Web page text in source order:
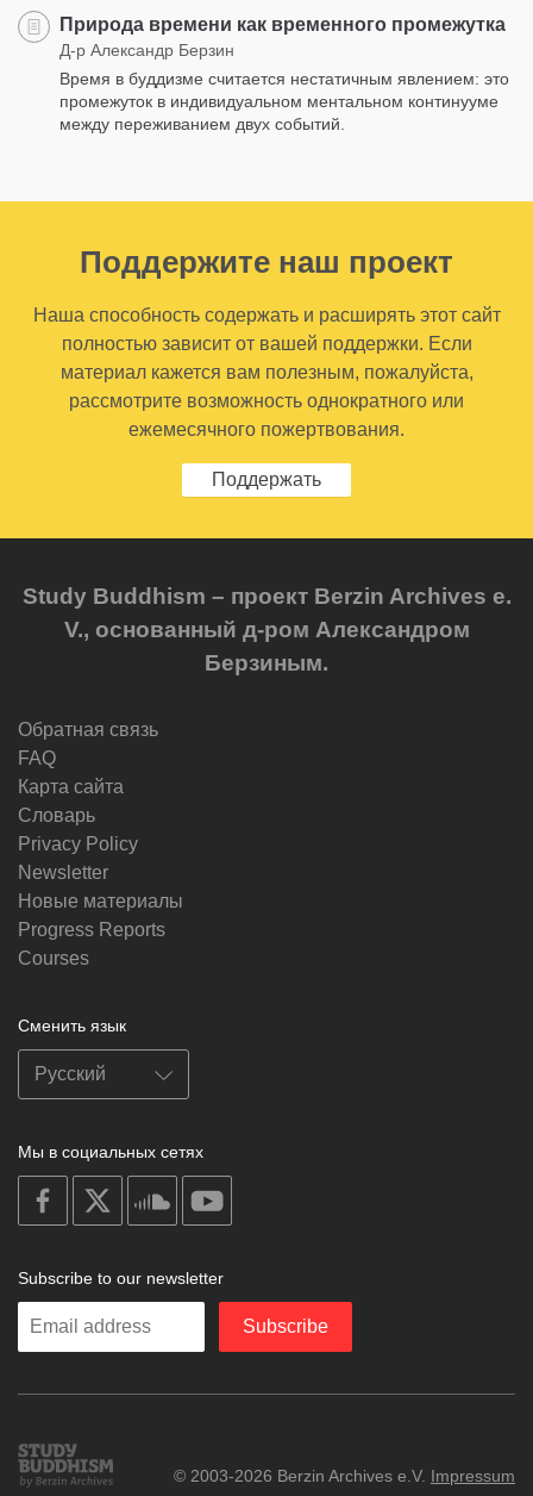
Природа времени как временного промежутка
Д-р Александр Берзин
Время в буддизме считается нестатичным явлением: это
промежуток в индивидуальном ментальном континууме
между переживанием двух событий.
Поддержите наш проект
Наша способность содержать и расширять этот сайт
полностью зависит от вашей поддержки. Если
материал кажется вам полезным, пожалуйста,
рассмотрите возможность однократного или
ежемесячного пожертвования.
Поддержать
Study Buddhism – проект Berzin Archives e.
V., основанный д-ром Александром
Берзиным.
Обратная связь
FAQ
Карта сайта
Словарь
Privacy Policy
Newsletter
Новые материалы
Progress Reports
Courses
Сменить язык
Мы в социальных сетях
on
facebook
soundcloud
Subscribe to our newsletter
Enter
Subscribe
Study
Buddhism
© 2003-2026 Berzin Archives e.V. Impressum